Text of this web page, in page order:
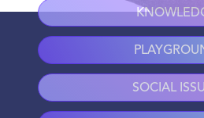
SOCIAL